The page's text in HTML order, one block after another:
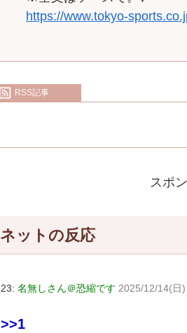
https://www.tokyo-
RSS記事
スポ
ネットの反応
23: 名無しさん＠恐縮です 2025/12/14(日
>>1